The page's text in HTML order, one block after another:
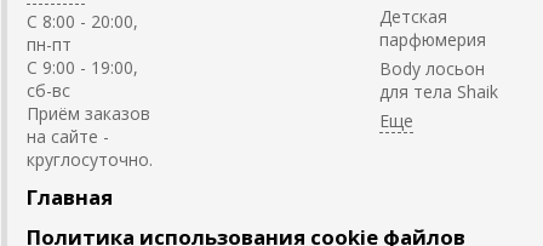
C 8:00 - 20:00,
пн-пт
С 9:00 - 19:00,
сб-вс
Приём заказов
на сайте -
круглосуточно.
Детская
парфюмерия
Body лосьон
для тела Shaik
Главная
Политика использования cookie файлов